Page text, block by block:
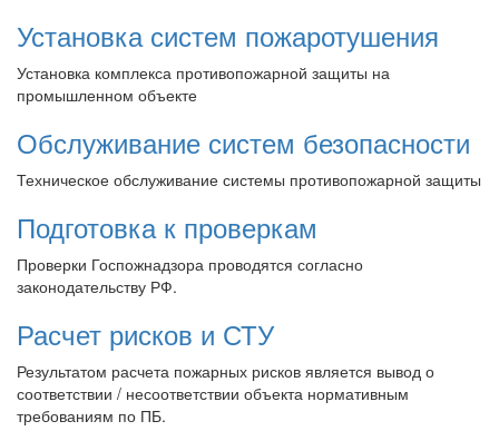
Установка систем пожаротушения
Установка комплекса противопожарной защиты на
промышленном объекте
Обслуживание систем безопасности
Техническое обслуживание системы противопожарной защиты
Подготовка к проверкам
Проверки Госпожнадзора проводятся согласно
законодательству РФ.
Расчет рисков и СТУ
Результатом расчета пожарных рисков является вывод о
соответствии / несоответствии объекта нормативным
требованиям по ПБ.